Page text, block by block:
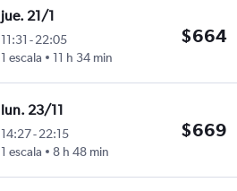
jue. 21/1
11:31 -22:05
1 escala
11 h 34 min
$664
lun. 23/11
14:27-22:15
1 escala
8 h 48 min
$669